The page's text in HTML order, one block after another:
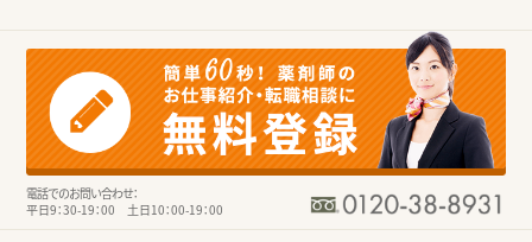
電話でのお問い合わせ：
平日9：30-19：00 土日10：00-19：00